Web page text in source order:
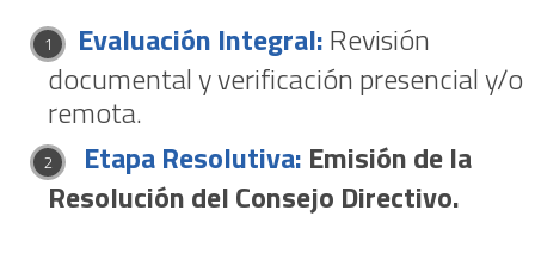
Evaluación Integral:Revisión
documental y verificación presencial y/o
remota.
Etapa Resolutiva: Emisión de la
Resolución del Consejo Directivo.